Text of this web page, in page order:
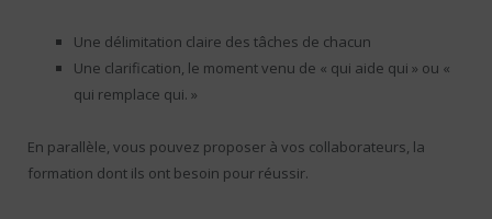
Une délimitation claire des tâches de chacun
Une clarification, le moment venu de « qui aide qui » ou «
qui remplace qui. »
En parallèle, vous pouvez proposer à vos collaborateurs, la
formation dont ils ont besoin pour réussir.